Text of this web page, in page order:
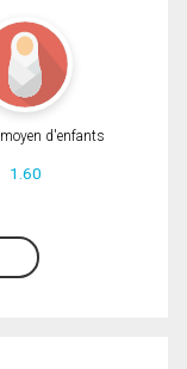
d'enfants
1.60